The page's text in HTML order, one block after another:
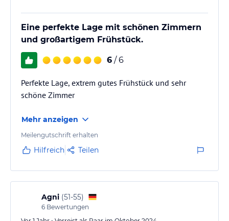
Eine perfekte Lage mit schönen Zimmern
und großartigem Frühstück.
6 / 6
Perfekte Lage, extrem gutes Frühstück und sehr
schöne Zimmer
Mehr anzeigen
Meilengutschrift erhalten
Hilfreich Teilen
Agni (51-55)
6 Bewertungen